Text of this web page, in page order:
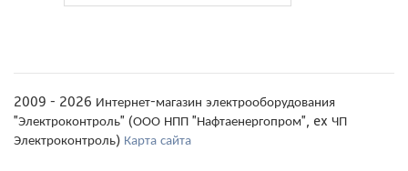
2009 - 2026 Интернет-магазин электрооборудования
"Электроконтроль" (ООО НПП "Нафтаенергопром", ex ЧП
Электроконтроль) Карта сайта